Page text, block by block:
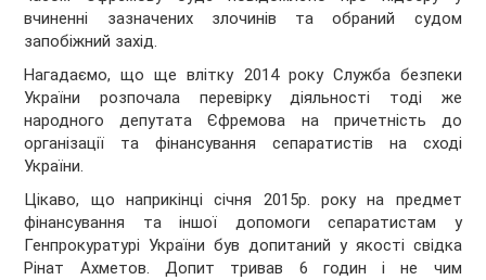
вчиненні зазначених злочинів та обраний судом
запобіжний захід.
Нагадаємо, що ще влітку 2014 року Служба безпеки
України розпочала перевірку діяльності тоді же
народного депутата Єфремова на причетність до
організації та фінансування сепаратистів на сході
України.
Цікаво, що наприкінці січня 2015р. року на предмет
фінансування та іншої допомоги сепаратистам у
Генпрокуратурі України був допитаний у якості свідка
Рінат Ахметов. Допит тривав 6 годин і не чим